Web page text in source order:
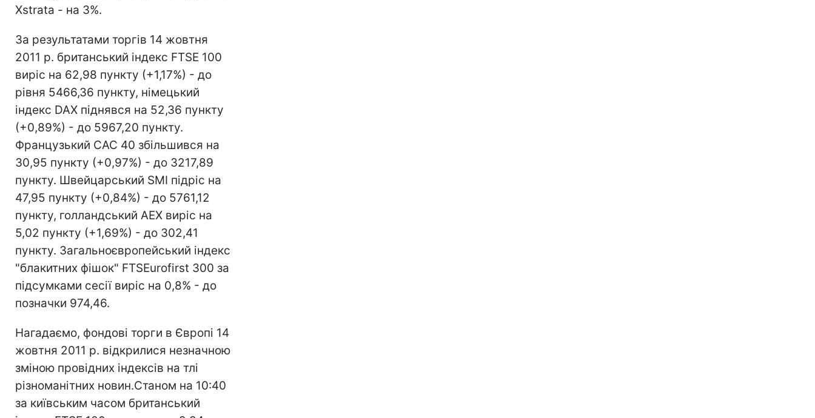
Xstrata - на 3%.
За результатами торгів 14 жовтня
2011 р. британський індекс FTSE 100
виріс на 62,98 пункту (+1,17%) - до
рівня 5466,36 пункту, німецький
індекс DAX піднявся на 52,36 пункту
(+0,89%) - до 5967,20 пункту.
Французький CAC 40 збільшився на
30,95 пункту (+0,97%) - до 3217,89
пункту. Швейцарський SMI підріс на
47,95 пункту (+0,84%) - до 5761,12
пункту, голландський AEX виріс на
5,02 пункту (+1,69%) - до 302,41
пункту. Загальноєвропейський індекс
"блакитних фішок" FTSEurofirst 300 за
підсумками сесії виріс на 0,8% - до
позначки 974,46.
Нагадаємо, фондові торги в Європі 14
жовтня 2011 р. відкрилися незначною
зміною провідних індексів на тлі
різноманітних новин.Станом на 10:40
за київським часом британський